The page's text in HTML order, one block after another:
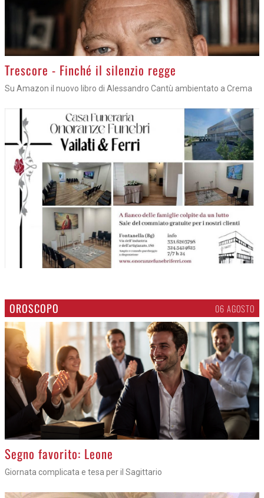
Trescore - Finché il silenzio regge
Su Amazon il nuovo libro di Alessandro Cantù ambientato a Crema
OROSCOPO 06 AGOSTO
>
Segno favorito: Leone
Giornata complicata e tesa per il Sagittario